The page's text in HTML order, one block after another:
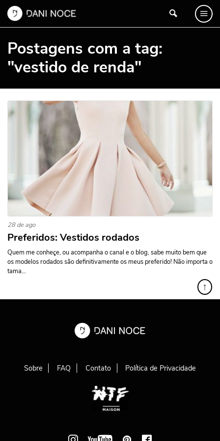
Postagens com a tag:
"vestido de renda"
28 de ago
Preferidos: Vestidos rodados
Quem me conheçe, ou acompanha o canal e o blog, sabe muito bem que
os modelos rodados são definitivamente os meus preferido! Não importa o
tama...
↑
Sobre FAQ Contato Política de Privacidade